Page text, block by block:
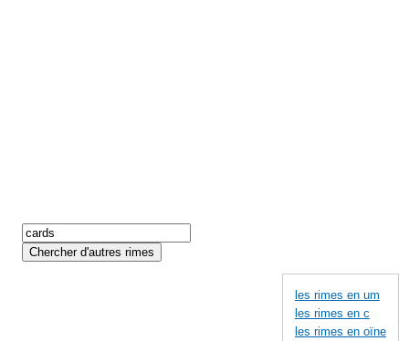
les rimes en um
les rimes en c
les rimes en oïne